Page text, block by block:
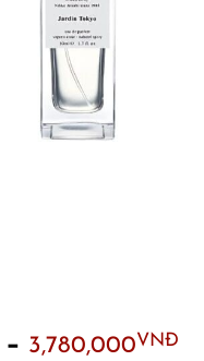
– 3,780,000VNĐ